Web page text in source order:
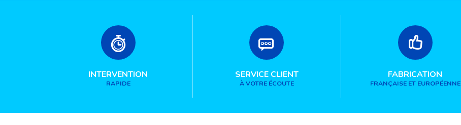
INTERVENTION
RAPIDE
SERVICE CLIENT
À VOTRE ÉCOUTE
FABRICATION
FRANÇAISE ET EUROPÉENNE